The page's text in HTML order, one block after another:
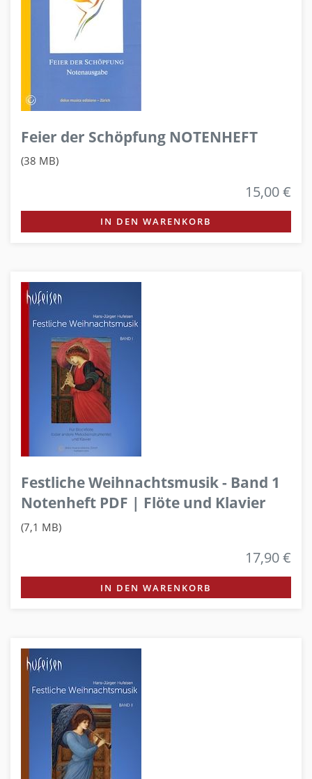
Feier der Schöpfung NOTENHEFT
(38 MB)
15,00 €
IN DEN WARENKORB
Festliche Weihnachtsmusik - Band 1
Notenheft PDF | Flöte und Klavier
(7,1 MB)
17,90 €
IN DEN WARENKORB